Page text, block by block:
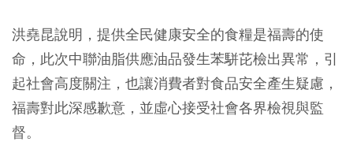
洪堯昆說明，提供全民健康安全的食糧是福壽的使
命，此次中聯油脂供應油品發生苯駢芘檢出異常，引
起社會高度關注，也讓消費者對食品安全產生疑慮，
福壽對此深感歉意，並虛心接受社會各界檢視與監
督。